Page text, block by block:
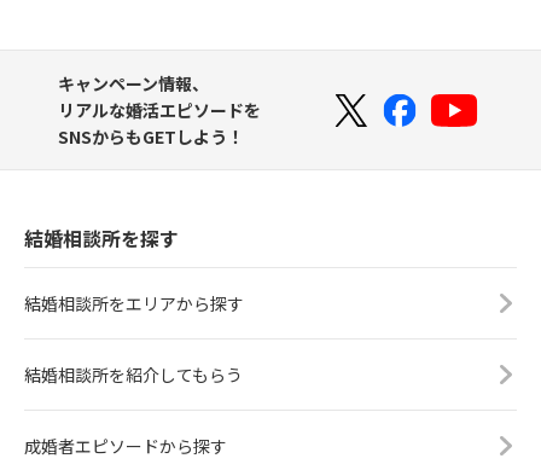
キャンペーン情報、
リアルな婚活エピソードを
SNSからもGETしよう！
結婚相談所を探す
結婚相談所をエリアから探す
結婚相談所を紹介してもらう
成婚者エピソードから探す